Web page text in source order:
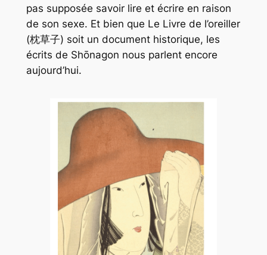
pas supposée savoir lire et écrire en raison
de son sexe. Et bien que Le Livre de l’oreiller
(枕草子) soit un document historique, les
écrits de Shōnagon nous parlent encore
aujourd’hui.